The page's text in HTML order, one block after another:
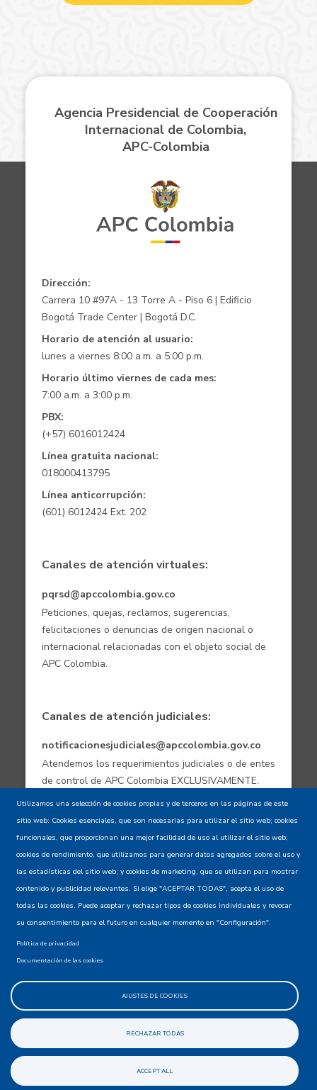
Agencia Presidencial de Cooperación
Internacional de Colombia,
APC-Colombia
Dirección:
Carrera 10 #97A - 13 Torre A - Piso 6 | Edificio
Bogotá Trade Center | Bogotá D.C.
Horario de atención al usuario:
lunes a viernes 8:00 a.m. a 5:00 p.m.
Horario último viernes de cada mes:
7:00 a.m. a 3:00 p.m.
PBX:
(+57) 6016012424
Línea gratuita nacional:
018000413795
Línea anticorrupción:
(601) 6012424 Ext. 202
Canales de atención virtuales:
pqrsd@apccolombia.gov.co
Peticiones, quejas, reclamos, sugerencias,
felicitaciones o denuncias de origen nacional o
internacional relacionadas con el objeto social de
APC Colombia.
Canales de atención judiciales:
notificacionesjudiciales@apccolombia.gov.co
Atendemos los requerimientos judiciales o de entes
de control de APC Colombia EXCLUSIVAMENTE.
@apccolombia
Aviso de confidencialidad - Política de
privacidad y Condiciones de uso
Mapa del Sitio XML
Utilizamos una selección de cookies propias y de terceros en las páginas de este
sitio web: Cookies esenciales, que son necesarias para utilizar el sitio web; cookies
funcionales, que proporcionan una mejor facilidad de uso al utilizar el sitio web;
cookies de rendimiento, que utilizamos para generar datos agregados sobre el uso y
las estadísticas del sitio web; y cookies de marketing, que se utilizan para mostrar
contenido y publicidad relevantes. Si elige "ACEPTAR TODAS", acepta el uso de
todas las cookies. Puede aceptar y rechazar tipos de cookies individuales y revocar
su consentimiento para el futuro en cualquier momento en "Configuración".
Política de privacidad
Documentación de las cookies
AJUSTES DE COOKIES
RECHAZAR TODAS
ACCEPT ALL